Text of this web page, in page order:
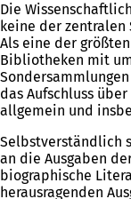
Die
keine der zentralen
Als eine der
Bibliotheken mit
das Aufschluss
allgemein und
Selbstverständlich
an die Ausgaben
biographische
herausragenden